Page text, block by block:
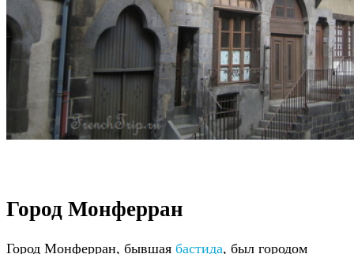
Город Монферран
Город Монферран, бывшая бастида, был городом